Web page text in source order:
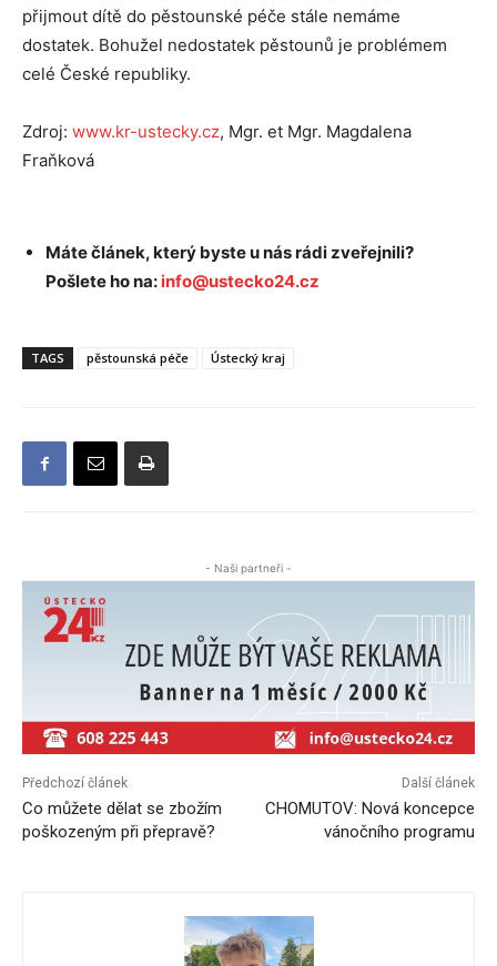
přijmout dítě do pěstounské péče stále ​nemáme
dostatek. Bohužel nedostatek pěstounů je problémem
celé České republiky.
Zdroj: www.kr-ustecky.cz, Mgr. et Mgr. Magdalena
Fraňková
Máte článek, který byste u nás rádi zveřejnili?
Pošlete ho na: info@ustecko24.cz
TAGS pěstounská péče Ústecký kraj
- Naši partneři -
Předchozí článek
Co můžete dělat se zbožím
poškozeným při přepravě?
Další článek
CHOMUTOV: Nová koncepce
vánočního programu